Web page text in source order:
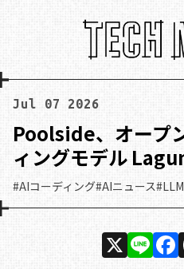
Jul 07 2026
Poolside、オープ
ィングモデル
#AIコーディング#AIニュース#LLM
X Li